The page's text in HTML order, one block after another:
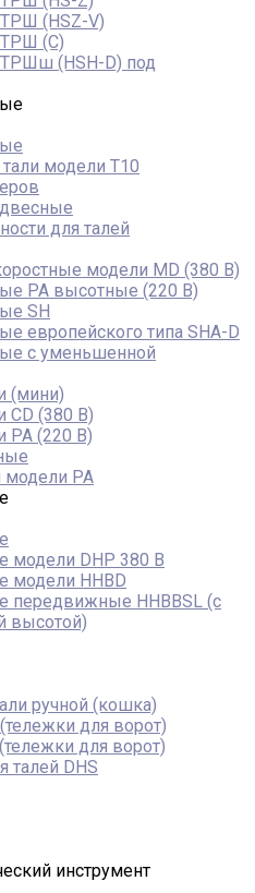
(HSZ-V)
ТРШ (С)
(HSH-D) под
модели T10
для талей
модели MD (380 В)
PA высотные (220 В)
SH
европейского типа SHA-D
с уменьшенной
(мини)
CD (380 В)
РА (220 В)
модели РА
модели DHP 380 В
модели HHBD
передвижные HHBBSL (с
высотой)
ручной (кошка)
для ворот)
для ворот)
талей DHS
инструмент